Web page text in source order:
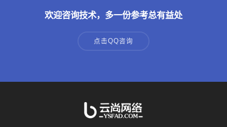
欢迎咨询技术，多一份参考总有益处
点击QQ咨询